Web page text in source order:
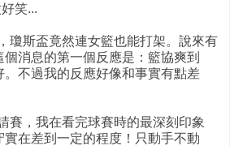
笑...
瓊斯盃竟然連女籃也能打架。說來有
消息的第一個反應是：籃協爽到
。不過我的反應好像和事實有點差
賽，我在看完球賽時的最深刻印象
在差到一定的程度！只動手不動